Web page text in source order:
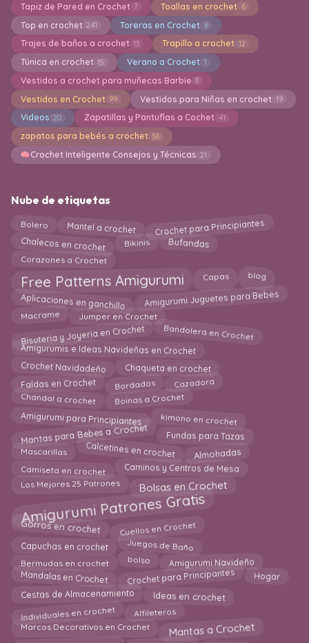
Tapiz de Pared en Crochet 7 Toallas en crochet 6
Top en crochet 241 Toreras en Crochet 6
Trajes de baños a crochet 13 Trapillo a crochet 12
Túnica en crochet 15 Verano a Crochet 1
Vestidos a crochet para muñecas Barbie 8
Vestidos en Crochet 99 Vestidos para Niñas en crochet 19
Videos 20 Zapatillas y Pantuflas a Cochet 41
zapatos para bebés a crochet 36
Crochet Inteligente Consejos y Técnicas 21
Nube de etiquetas
Bolero Mantel a crochet Crochet para Principiantes
Chalecos en crochet Bikinis Bufandas
Corazones a Crochet
Free Patterns Amigurumi Capas blog
Aplicaciones en ganchillo Amigurumi Juguetes para Bebes
Macrame Jumper en Crochet
Bisuteria y Joyeria en Crochet Bandolera en Crochet
Amigurumis e Ideas Navideñas en Crochet
Crochet Navidadeño Chaqueta en crochet
Faldas en Crochet Bordados Cazadora
Chandal a crochet Boinas a Crochet
Amigurumi para Principiantes kimono en crochet
Mantas para Bebes a Crochet Fundas para Tazas
Mascarillas Calcetines en crochet Almohadas
Camiseta en crochet Caminos y Centros de Mesa
Los Mejores 25 Patrones Bolsas en Crochet
Amigurumi Patrones Gratis
Gorros en crochet Cuellos en Crochet
Capuchas en crochet Juegos de Baño
Bermudas en crochet bolso Amigurumi Navideño
Mandalas en Crochet Crochet para Principantes Hogar
Cestas de Almacenamiento Ideas en crochet
Individuales en crochet Alfileteros
Marcos Decorativos en Crochet Mantas a Crochet